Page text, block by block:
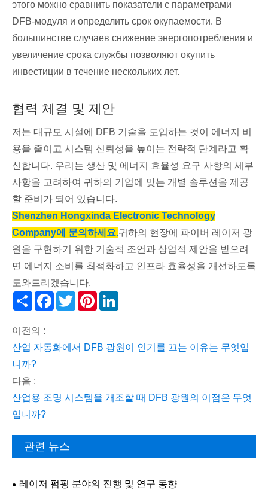
этого можно сравнить показатели с параметрами
DFB-модуля и определить срок окупаемости. В
большинстве случаев снижение энергопотребления и
увеличение срока службы позволяют окупить
инвестиции в течение нескольких лет.
협력 체결 및 제안
저는 대규모 시설에 DFB 기술을 도입하는 것이 에너지 비
용을 줄이고 시스템 신뢰성을 높이는 전략적 단계라고 확
신합니다. 우리는 생산 및 에너지 효율성 요구 사항의 세부
사항을 고려하여 귀하의 기업에 맞는 개별 솔루션을 제공
할 준비가 되어 있습니다.
Shenzhen Hongxinda Electronic Technology
Company에 문의하세요.귀하의 현장에 파이버 레이저 광
원을 구현하기 위한 기술적 조언과 상업적 제안을 받으려
면 에너지 소비를 최적화하고 인프라 효율성을 개선하도록
도와드리겠습니다.
Share Facebook
TwitterPinterest
이전의 :
산업 자동화에서 DFB 광원이 인기를 끄는 이유는 무엇입
니까?
다음 :
산업용 조명 시스템을 개조할 때 DFB 광원의 이점은 무엇
입니까?
관련 뉴스
레이저 펌핑 분야의 진행 및 연구 동향